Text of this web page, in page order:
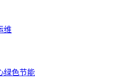
维
绿色节能